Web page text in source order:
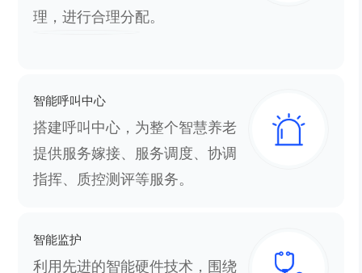
理，进行合理分配。
智能呼叫中心
搭建呼叫中心，为整个智慧养老
提供服务嫁接、服务调度、协调
指挥、质控测评等服务。
智能监护
利用先进的智能硬件技术，围绕